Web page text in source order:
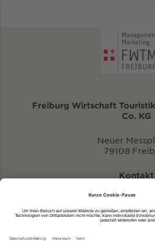
Freiburg Wirtschaft
Co. KG
Neuer
79108
Kontakt